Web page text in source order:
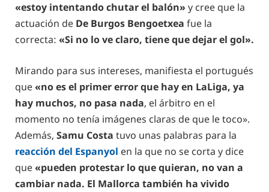
«estoy intentando chutar el balón» y cree que la
actuación de De Burgos Bengoetxea fue la
correcta: «Si no lo ve claro, tiene que dejar el gol».
Mirando para sus intereses, manifiesta el portugués
que«no es el primer error que hay en LaLiga, ya
hay muchos, no pasa nada, el árbitro en el
momento no tenía imágenes claras de que le toco».
Además, Samu Costa tuvo unas palabras para la
reacción del Espanyol en la que no se corta y dice
que«pueden protestar lo que quieran, no van a
cambiar nada. El Mallorca también ha vivido